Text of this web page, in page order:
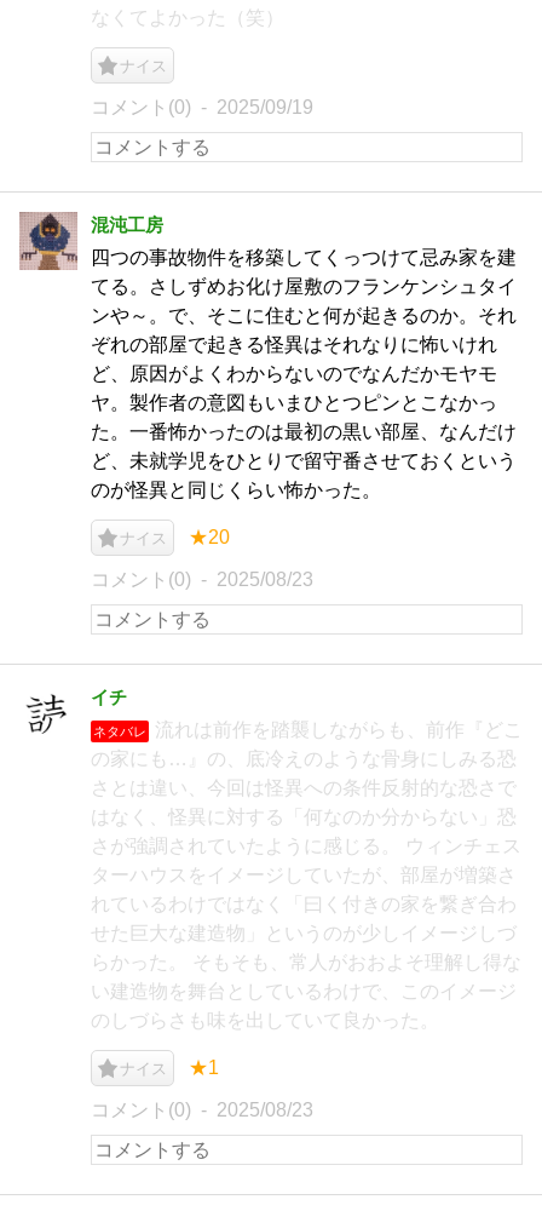
なくてよかった（笑）
ナイス
コメント(0) 2025/09/19
混沌工房
四つの事故物件を移築してくっつけて忌み家を建
てる。さしずめお化け屋敷のフランケンシュタイ
ンや～。で、そこに住むと何が起きるのか。それ
ぞれの部屋で起きる怪異はそれなりに怖いけれ
ど、原因がよくわからないのでなんだかモヤモ
ヤ。製作者の意図もいまひとつピンとこなかっ
た。一番怖かったのは最初の黒い部屋、なんだけ
ど、未就学児をひとりで留守番させておくという
のが怪異と同じくらい怖かった。
ナイス ★20
コメント(0) 2025/08/23
イチ
ネタバレ
流れは前作を踏襲しながらも、前作『どこ
の家にも…』の、底冷えのような骨身にしみる恐
さとは違い、今回は怪異への条件反射的な恐さで
はなく、怪異に対する「何なのか分からない」恐
さが強調されていたように感じる。 ウィンチェス
ターハウスをイメージしていたが、部屋が増築さ
れているわけではなく「曰く付きの家を繋ぎ合わ
せた巨大な建造物」というのが少しイメージしづ
らかった。 そもそも、常人がおおよそ理解し得な
い建造物を舞台としているわけで、このイメージ
のしづらさも味を出していて良かった。
ナイス ★1
コメント(0) 2025/08/23